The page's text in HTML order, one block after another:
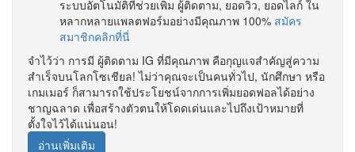
ระบบอัตโนมัติที่ช่วยเพิ่ม ผู้ติดตาม, ยอดวิว, ยอดไลก์ ใน
หลากหลายแพลตฟอร์มอย่างมีคุณภาพ 100% สมัคร
สมาชิกคลิกที่นี่
จำไว้ว่า การมี ผู้ติดตาม IG ที่มีคุณภาพ คือกุญแจสำคัญสู่ความ
สำเร็จบนโลกโซเชียล! ไม่ว่าคุณจะเป็นคนทั่วไป, นักศึกษา หรือ
เกมเมอร์ ก็สามารถใช้ประโยชน์จากการเพิ่มยอดฟอลได้อย่าง
ชาญฉลาด เพื่อสร้างตัวตนให้โดดเด่นและไปถึงเป้าหมายที่
ตั้งใจไว้ได้แน่นอน!
อ่านเพิ่มเติม